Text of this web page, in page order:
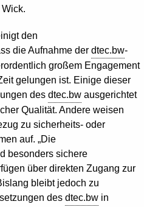
den
die Aufnahme der dtec.bw-
großem Engagement
gelungen ist. Einige dieser
des dtec.bw ausgerichtet
Qualität. Andere weisen
zu sicherheits- oder
auf. „Die
besonders sichere
über direkten Zugang zur
bleibt jedoch zu
des dtec.bw in